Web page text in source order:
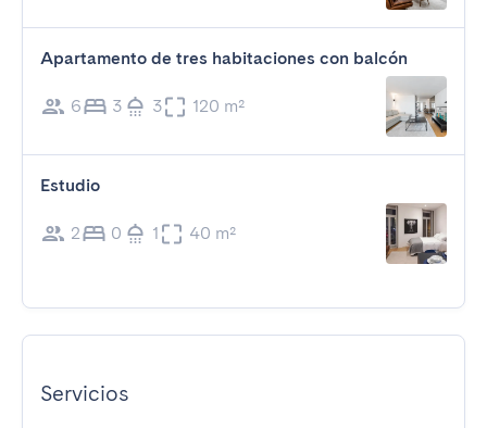
Apartamento de tres habitaciones con balcón
6 3 3 120 m²
Estudio
2 0 1 40 m²
Servicios